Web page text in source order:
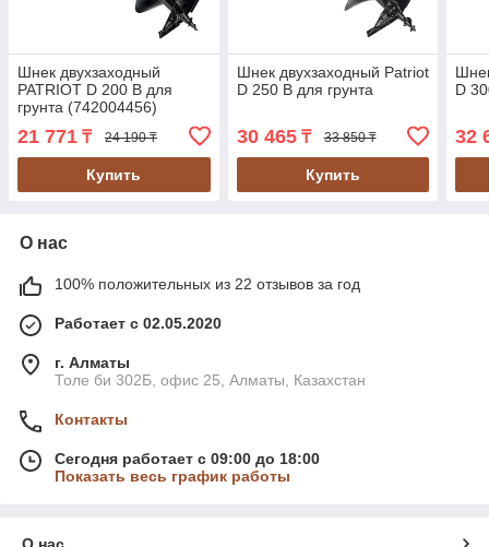
Шнек двухзаходный
PATRIOT D 200 B для
грунта (742004456)
21 771 ₸ 24 190 ₸
Купить
Шнек двухзаходный Patriot
D 250 B для грунта
30 465₸ 33 850 ₸
Купить
D
32
О нас
100% положительных из 22 отзывов за год
Работает с 02.05.2020
г. Алматы
Толе би 302Б, офис 25, Алматы, Казахстан
Контакты
Сегодня работает с 09:00 до 18:00
Показать весь график работы